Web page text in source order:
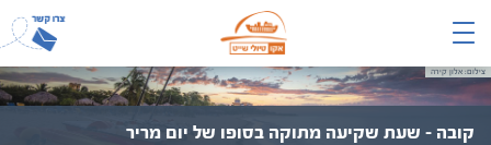
צילום: אלון קירה
קובה – שעת שקיעה מתוקה בסופו של יום מריר